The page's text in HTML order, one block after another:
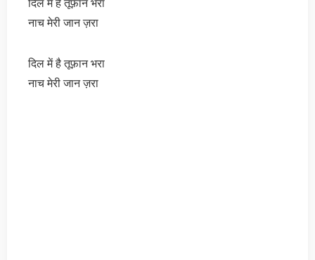
दिल में है तूफ़ान भरा
नाच मेरी जान ज़रा
दिल में है तूफ़ान भरा
नाच मेरी जान ज़रा